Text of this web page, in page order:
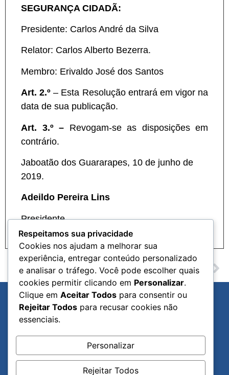
SEGURANÇA CIDADÃ:
Presidente: Carlos André da Silva
Relator: Carlos Alberto Bezerra.
Membro: Erivaldo José dos Santos
Art. 2.º – Esta Resolução entrará em vigor na
data de sua publicação.
Art. 3.º – Revogam-se as disposições em
contrário.
Jaboatão dos Guararapes, 10 de junho de
2019.
Adeildo Pereira Lins
Presidente
ANTERIOR
22 de Junho de 2019 – ANO IIII – N23 – CMJG
PRÓXIMO
Links Úteis
Portal da Transparência
Ouvidoria Legislativa
Processo Legislativo
Diário Oficial
Página Inicial
Publicações Oficiais
Publicações
Respeitamos sua privacidade
Cookies nos ajudam a melhorar sua
experiência, entregar conteúdo personalizado
e analisar o tráfego. Você pode escolher quais
cookies permitir clicando em Personalizar.
Clique em Aceitar Todos para consentir ou
Rejeitar Todos para recusar cookies não
essenciais.
Personalizar
Rejeitar Todos